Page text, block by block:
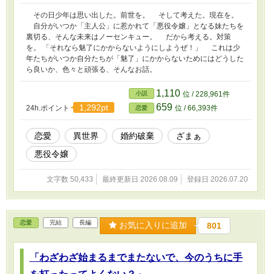
その日少年は思い出した。前世を。 そして考えた。現在を。
自分がいつか「主人公」に惹かれて「悪役令嬢」となる妹たちを
裏切る、そんな未来はノーセンキュー。 だから考える。対策
を。 「それなら魅了にかからないようにしようぜ！」 これは少
年たちがいつか自分たちが「魅了」にかからないためにはどうした
ら良いか、色々と頑張る、そんなお話。
24h.ポイント 1,292pt
小説 1,110 位 / 228,961件
恋愛 659 位 / 66,393件
恋愛 異世界 婚約破棄
ざまぁ
悪役令嬢
文字数 50,433 最終更新日 2026.08.09 登録日 2026.07.20
恋愛 完結 長編 お気に入りに追加 801
「わざわざ始まるまでまたないで、今のうちに手